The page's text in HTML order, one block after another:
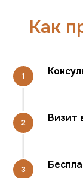
Как
Визит